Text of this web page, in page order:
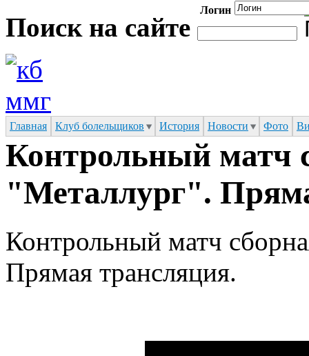
Логин
Форма поиска
Поиск на сайте
Главная Клуб болельщиков История Новости Фото
Контрольный матч
"Металлург".
Контрольный матч
Прямая трансляция.